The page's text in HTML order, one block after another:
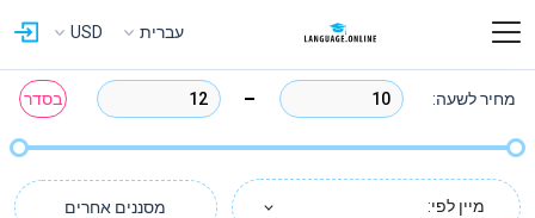
עברית USD
מחיר לשעה: בסדר
מיין לפי: מסננים אחרים